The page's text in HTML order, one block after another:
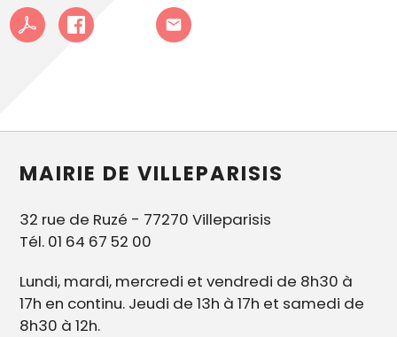
MAIRIE DE VILLEPARISIS
32 rue de Ruzé - 77270 Villeparisis
Tél. 01 64 67 52 00
Lundi, mardi, mercredi et vendredi de 8h30 à
17h en continu. Jeudi de 13h à 17h et samedi de
8h30 à 12h.